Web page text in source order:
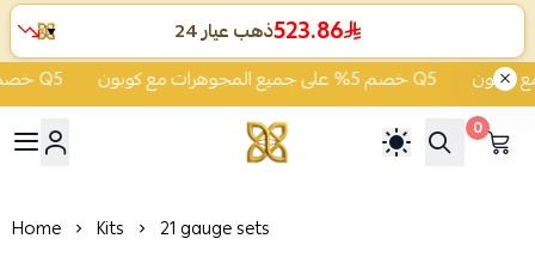
خصم 5% على جميع المجوهرات مع كوبون Q5 خصم 5% على جميع المجوهرات مع كوبون Q5
الشفاء للذهب والمجوهرات
0
Home Kits 21 gauge sets
ذهب عيار 24523.86
▼